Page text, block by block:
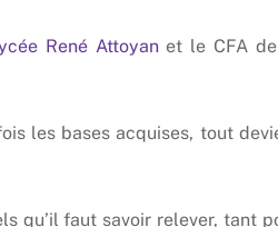
René Attoyanet le CFA
les bases acquises, tout
qu’il faut savoir relever, tant